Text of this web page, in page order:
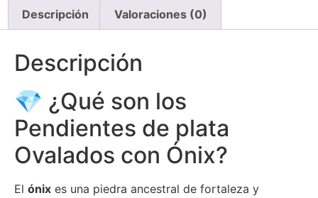
Descripción Valoraciones (0)
Descripción
💎 ¿Qué son los
Pendientes de plata
Ovalados con Ónix?
El ónix es una piedra ancestral de fortaleza y